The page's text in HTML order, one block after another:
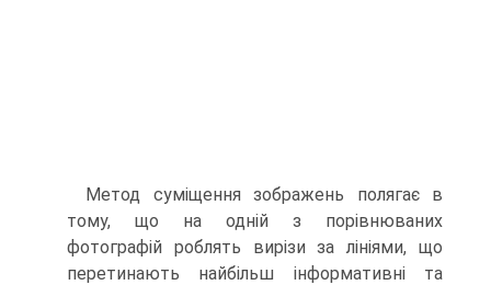
Метод суміщення зображень полягає в
тому, що на одній з порівнюваних
фотографій роблять вирізи за лініями, що
перетинають найбільш інформативні та